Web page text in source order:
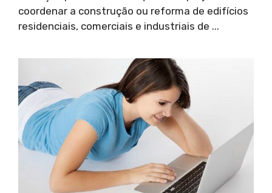
coordenar a construção ou reforma de edifícios
residenciais, comerciais e industriais de ...